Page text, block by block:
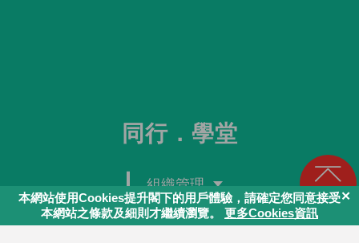
同行．學堂
組織管理 回頁頂